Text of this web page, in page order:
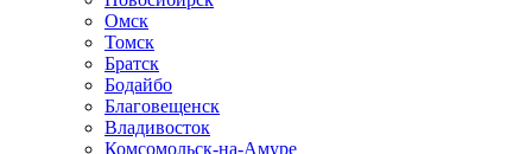
Омск
Томск
Братск
Бодайбо
Благовещенск
Владивосток
Комсомольск-на-Амуре